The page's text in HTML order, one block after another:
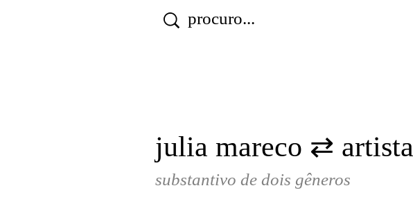
julia mareco ⇄ artista
substantivo de dois gêneros​